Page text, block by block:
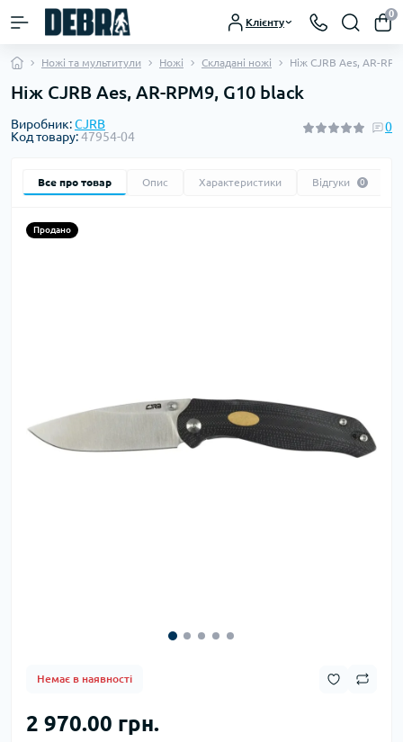
Клієнту
0
Ножі та мультитули Ножі Складані ножі Ніж CJRB Aes, AR-
Ніж CJRB Aes, AR-RPM9, G10 black
Виробник:CJRB
Код товару:47954-04
0
Все про товар Опис Характеристики Відгуки 0
Продано
Немає в наявності
2 970.00 грн.